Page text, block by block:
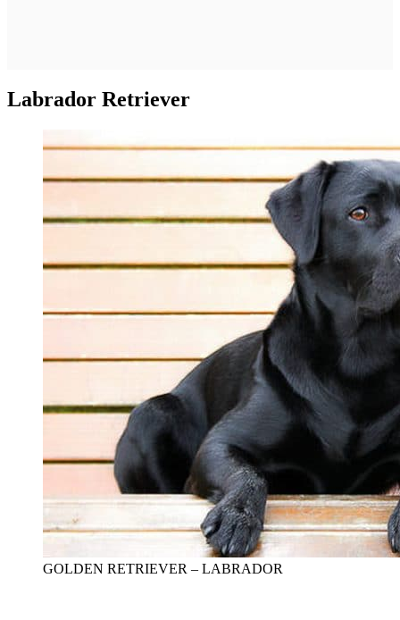
Labrador Retriever
GOLDEN RETRIEVER – LABRADOR